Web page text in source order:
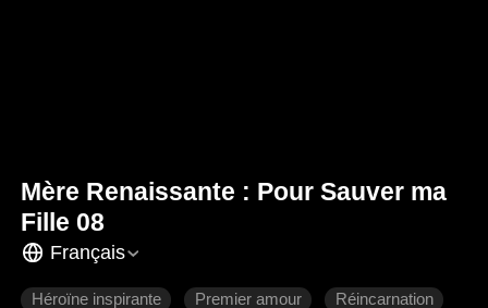
Mère Renaissante : Pour Sauver ma
Fille 08
Français
Héroïne inspirante Premier amour Réincarnation